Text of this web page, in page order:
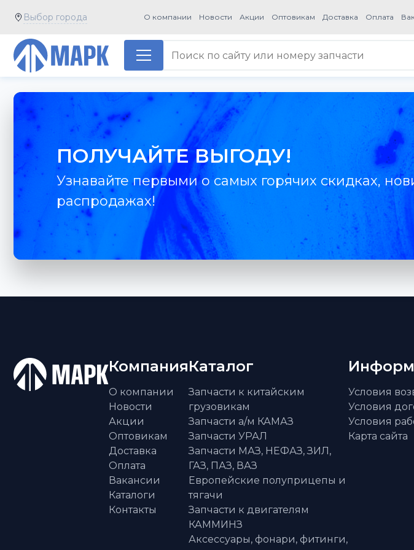
Выбор города О компании Новости Акции Оптовикам Доставка Оплата
ПОЛУЧАЙТЕ ВЫГОДУ!
Узнавайте первыми о самых горячих скидках,
распродажах!
Компания
О компании
Новости
Акции
Оптовикам
Доставка
Оплата
Вакансии
Каталоги
Контакты
Каталог
Запчасти к китайским
грузовикам
Запчасти а/м КАМАЗ
Запчасти УРАЛ
Запчасти МАЗ, НЕФАЗ, ЗИЛ,
ГАЗ, ПАЗ, ВАЗ
Европейские полуприцепы и
тягачи
Запчасти к двигателям
КАММИНЗ
Аксессуары, фонари, фитинги,
Условия
Условия
Условия
Карта сайта